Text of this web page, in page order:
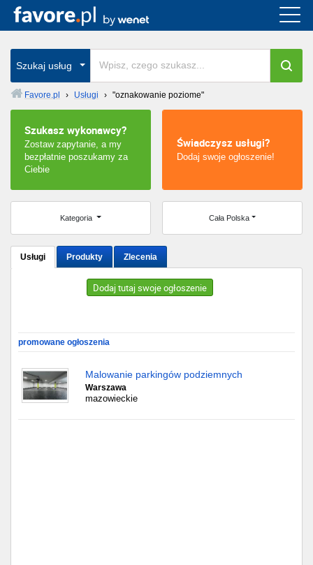
Szukaj usług
Favore.pl › Usługi › "oznakowanie poziome"
Szukasz wykonawcy?
Zostaw zapytanie, a my
bezpłatnie poszukamy za
Ciebie
Świadczysz usługi?
Dodaj swoje ogłoszenie!
Kategoria Cała Polska
Usługi Produkty Zlecenia
Dodaj tutaj swoje ogłoszenie
promowane ogłoszenia
Malowanie parkingów podziemnych
Warszawa
mazowieckie
Cała Polska
wszystkie w całym kraju
Warszawa
Wrocław
Łódź
Gdańsk
Chorzów
Lublin